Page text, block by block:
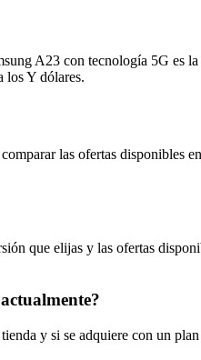
A23 con tecnología 5G es
los Y dólares.
las ofertas disponibles
que elijas y las ofertas
y si se adquiere con un